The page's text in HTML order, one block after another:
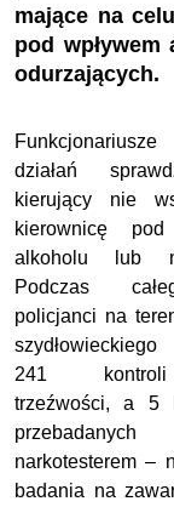
mające na
pod
odurzających.
działań
kierujący nie
kierownicę pod
alkoholu lub
Podczas
policjanci na
241
trzeźwości, a 5
narkotesterem –
badania na